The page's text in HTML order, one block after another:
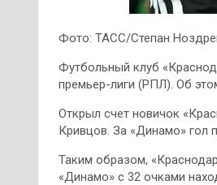
Фото: ТАСС/Степан
Футбольный клуб
премьер-лиги (РПЛ). Об
Открыл счет новичок
Кривцов. За «Динамо» гол
Таким образом,
«Динамо» с 32 очками